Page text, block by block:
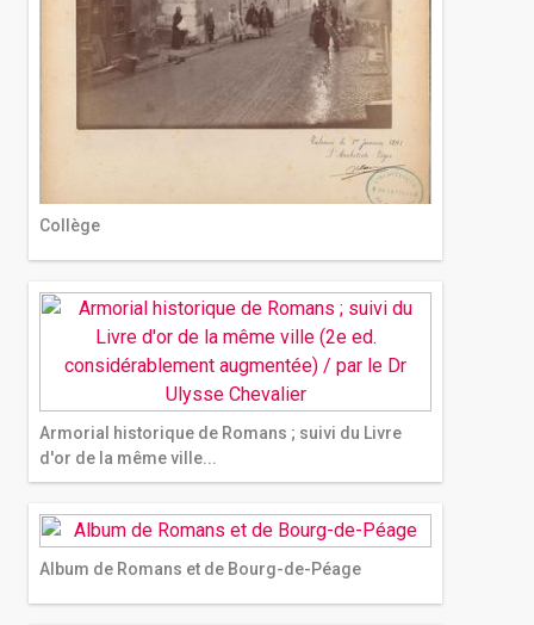
Collège
Armorial historique de Romans ; suivi du Livre
d'or de la même ville...
Album de Romans et de Bourg-de-Péage